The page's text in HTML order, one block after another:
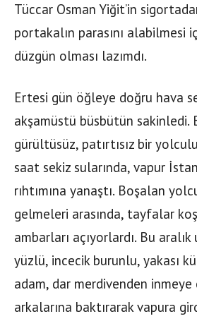
Tüccar Osman Yiğit’in
portakalın parasını alabilmesi
düzgün olması lazımdı.
Ertesi gün öğleye doğru hava
akşamüstü büsbütün sakinledi.
gürültüsüz, patırtısız bir
saat sekiz sularında, vapur
rıhtımına yanaştı. Boşalan
gelmeleri arasında, tayfalar
ambarları açıyorlardı. Bu
yüzlü, incecik burunlu, yakası
adam, dar merdivenden inmeye
arkalarına baktırarak vapura